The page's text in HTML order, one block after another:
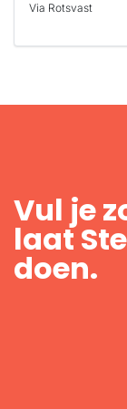
Via Rotsvast
Vul je
laat
doen.